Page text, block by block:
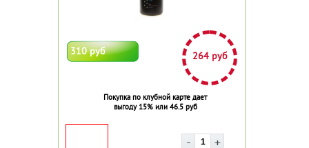
310 руб 264 руб
Покупка по клубной карте дает
выгоду 15% или 46.5 руб